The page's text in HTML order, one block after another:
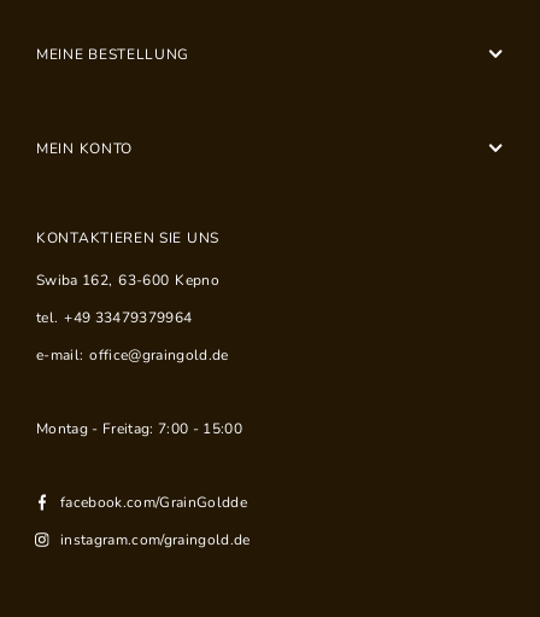
MEINE BESTELLUNG
MEIN KONTO
KONTAKTIEREN SIE UNS
Swiba 162, 63-600 Kepno
tel. +49 33479379964
e-mail: office@graingold.de
Montag - Freitag: 7:00 - 15:00
facebook.com/GrainGoldde
instagram.com/graingold.de